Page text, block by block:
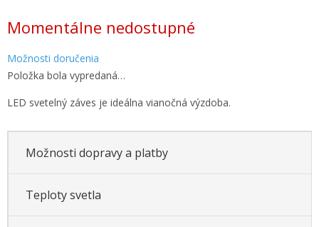
cena:
Momentálne nedostupné
Možnosti doručenia
Položka bola vypredaná…
LED svetelný záves je ideálna vianočná výzdoba.
Možnosti dopravy a platby
Teploty svetla